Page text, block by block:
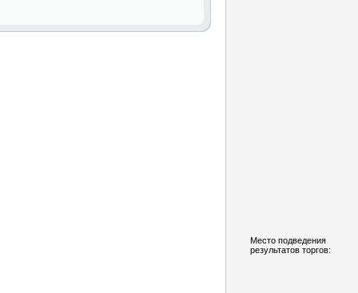
Место подведения
результатов торгов: